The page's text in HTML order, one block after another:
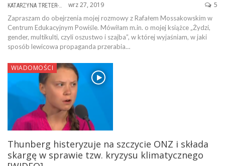
KATARZYNA TRETER-SIERPIŃSKA wrz 27, 2019 5
Zapraszam do obejrzenia mojej rozmowy z Rafałem Mossakowskim w
Centrum Edukacyjnym Powiśle. Mówiłam m.in. o mojej książce „Żydzi,
gender, multikulti, czyli oszustwo i szajba”, w której wyjaśniam, w jaki
sposób lewicowa propaganda przerabia…
WIADOMOŚCI
Thunberg histeryzuje na szczycie ONZ i składa
skargę w sprawie tzw. kryzysu klimatycznego